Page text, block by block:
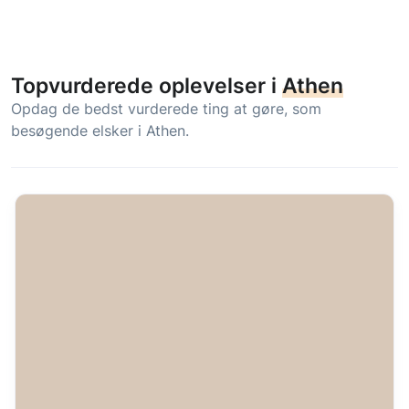
Topvurderede oplevelser i Athen
Opdag de bedst vurderede ting at gøre, som
besøgende elsker i Athen.